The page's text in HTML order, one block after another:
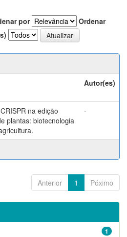
por
Ordenar
Autor(es)
na edição
plantas: biotecnologia
-
Anterior 1 Póximo
1